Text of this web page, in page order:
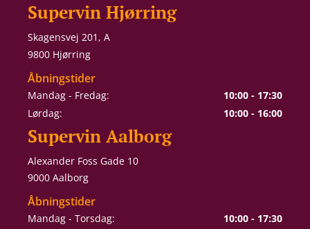
Supervin Hjørring
Skagensvej 201, A
9800 Hjørring
Åbningstider
Mandag - Fredag:
10:00 - 17:30
Lørdag:
10:00 - 16:00
Supervin Aalborg
Alexander Foss Gade 10
9000 Aalborg
Åbningstider
Mandag - Torsdag:
10:00 - 17:30